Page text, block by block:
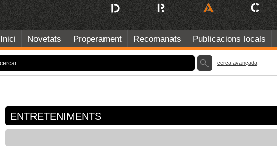
Inici Novetats Properament Recomanats Publicacions locals
cerca avançada
ENTRETENIMENTS